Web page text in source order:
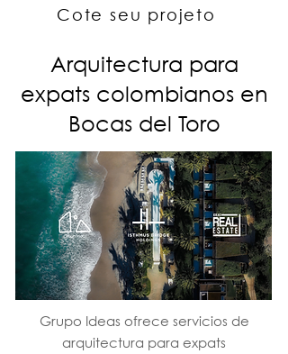
Arquitectura para
expats colombianos en
Bocas del Toro
Grupo Ideas ofrece servicios de
arquitectura para expats
Cote seu projeto